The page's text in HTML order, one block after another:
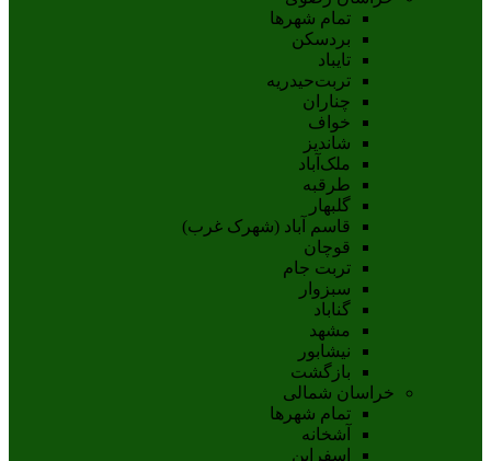
تمام شهر‌ها
بردسکن
تایباد
تربت‌حیدریه
چناران
خواف
شاندیز
ملک‌آباد
طرقبه
گلبهار
قاسم آباد (شهرک غرب)
قوچان
تربت جام
سبزوار
گناباد
مشهد
نيشابور
بازگشت
خراسان شمالی
تمام شهر‌ها
آشخانه
اسفراين